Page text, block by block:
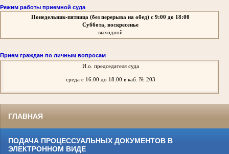
Режим работы приемной суда
Понедельник-пятница (без перерыва на обед) с 9:00 до 18:00
Суббота, воскресенье
выходной
Прием граждан по личным вопросам
И.о. председателя суда
среда с 16:00 до 18:00 в каб. № 203
ГЛАВНАЯ
ПОДАЧА ПРОЦЕССУАЛЬНЫХ ДОКУМЕНТОВ В
ЭЛЕКТРОННОМ ВИДЕ